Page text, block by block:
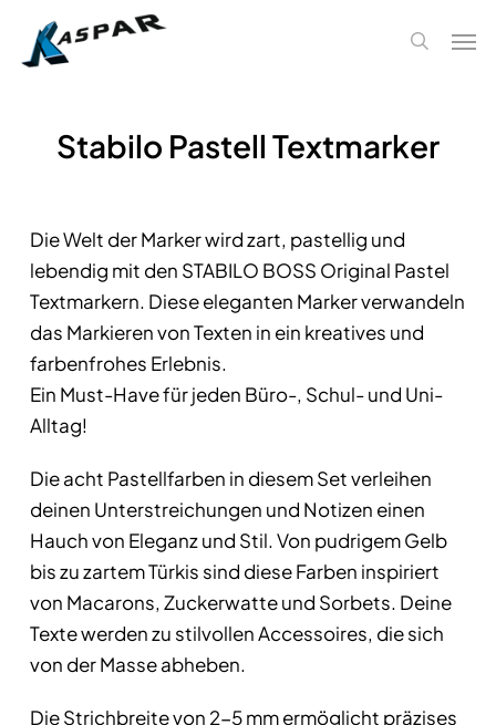
search
Stabilo Pastell Textmarker
Die Welt der Marker wird zart, pastellig und
lebendig mit den STABILO BOSS Original Pastel
Textmarkern. Diese eleganten Marker verwandeln
das Markieren von Texten in ein kreatives und
farbenfrohes Erlebnis.
Ein Must-Have für jeden Büro-, Schul- und Uni-
Alltag!
Die acht Pastellfarben in diesem Set verleihen
deinen Unterstreichungen und Notizen einen
Hauch von Eleganz und Stil. Von pudrigem Gelb
bis zu zartem Türkis sind diese Farben inspiriert
von Macarons, Zuckerwatte und Sorbets. Deine
Texte werden zu stilvollen Accessoires, die sich
von der Masse abheben.
Die Strichbreite von 2-5 mm ermöglicht präzises